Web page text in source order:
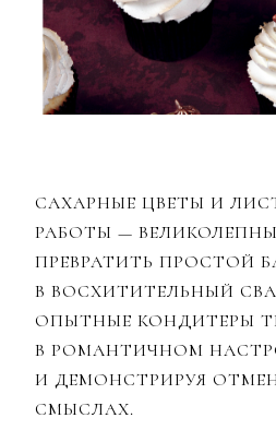
САХАРНЫЕ ЦВЕТЫ И
РАБОТЫ —
ПРЕВРАТИТЬ ПРОСТОЙ
В ВОСХИТИТЕЛЬНЫЙ
ОПЫТНЫЕ КОНДИТЕРЫ
В РОМАНТИЧНОМ
И ДЕМОНСТРИРУЯ
СМЫСЛАХ.